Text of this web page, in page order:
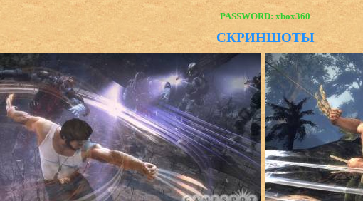
PASSWORD: xbox360
СКРИНШОТЫ